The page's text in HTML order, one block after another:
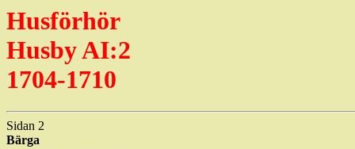
Husförhör
Husby AI:2
1704-1710
Sidan 2
Bärga